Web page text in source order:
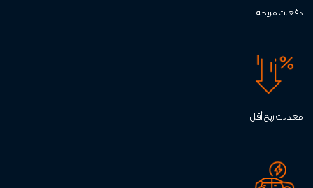
دفعات مريحة
معدلات ربح أقل